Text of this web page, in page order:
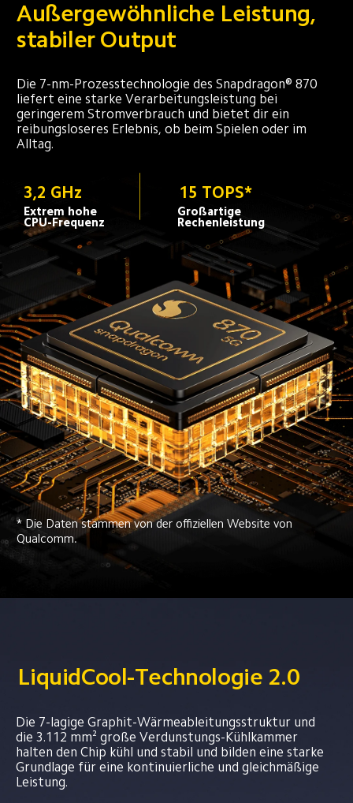
Außergewöhnliche Leistung,
stabiler Output
Die 7-nm-Prozesstechnologie des Snapdragon® 870
liefert eine starke Verarbeitungsleistung bei
geringerem Stromverbrauch und bietet dir ein
reibungsloseres Erlebnis, ob beim Spielen oder im
Alltag.
3,2 GHz 15 TOPS*
Extrem hohe
CPU-Frequenz
Großartige
Rechenleistung
* Die Daten stammen von der offiziellen Website von
Qualcomm.
LiquidCool-Technologie 2.0
Die 7-lagige Graphit-Wärmeableitungsstruktur und
die 3.112 mm² große Verdunstungs-Kühlkammer
halten den Chip kühl und stabil und bilden eine starke
Grundlage für eine kontinuierliche und gleichmäßige
Leistung.